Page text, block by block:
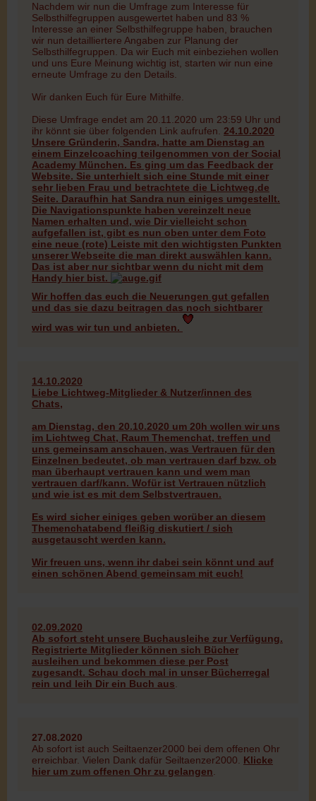
Nachdem wir nun die Umfrage zum Interesse für
Selbsthilfegruppen ausgewertet haben und 83 %
Interesse an einer Selbsthilfegruppe haben, brauchen
wir nun detailliertere Angaben zur Planung der
Selbsthilfegruppen. Da wir Euch mit einbeziehen wollen
und uns Eure Meinung wichtig ist, starten wir nun eine
erneute Umfrage zu den Details.
Wir danken Euch für Eure Mithilfe.
Diese Umfrage endet am 20.11.2020 um 23:59 Uhr und
ihr könnt sie über folgenden Link aufrufen. 24.10.2020
Unsere Gründerin, Sandra, hatte am Dienstag an
einem Einzelcoaching teilgenommen von der Social
Academy München. Es ging um das Feedback der
Website. Sie unterhielt sich eine Stunde mit einer
sehr lieben Frau und betrachtete die Lichtweg.de
Seite. Daraufhin hat Sandra nun einiges umgestellt.
Die Navigationspunkte haben vereinzelt neue
Namen erhalten und, wie Dir vielleicht schon
aufgefallen ist, gibt es nun oben unter dem Foto
eine neue (rote) Leiste mit den wichtigsten Punkten
unserer Webseite die man direkt auswählen kann.
Das ist aber nur sichtbar wenn du nicht mit dem
Handy hier bist.
Wir hoffen das euch die Neuerungen gut gefallen
und das sie dazu beitragen das noch sichtbarer
wird was wir tun und anbieten.
14.10.2020
Liebe Lichtweg-Mitglieder & Nutzer/innen des
Chats,
am Dienstag, den 20.10.2020 um 20h wollen wir uns
im Lichtweg Chat, Raum Themenchat, treffen und
uns gemeinsam anschauen, was Vertrauen für den
Einzelnen bedeutet, ob man vertrauen darf bzw. ob
man überhaupt vertrauen kann und wem man
vertrauen darf/kann. Wofür ist Vertrauen nützlich
und wie ist es mit dem Selbstvertrauen.
Es wird sicher einiges geben worüber an diesem
Themenchatabend fleißig diskutiert / sich
ausgetauscht werden kann.
Wir freuen uns, wenn ihr dabei sein könnt und auf
einen schönen Abend gemeinsam mit euch!
02.09.2020
Ab sofort steht unsere Buchausleihe zur Verfügung.
Registrierte Mitglieder können sich Bücher
ausleihen und bekommen diese per Post
zugesandt. Schau doch mal in unser Bücherregal
rein und leih Dir ein Buch aus
27.08.2020
Ab sofort ist auch Seiltaenzer2000 bei dem offenen Ohr
erreichbar. Vielen Dank dafür Seiltaenzer2000. Klicke
hier um zum offenen Ohr zu gelangen